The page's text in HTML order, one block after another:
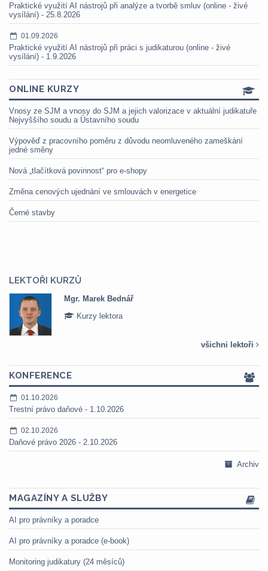
Praktické využití AI nástrojů při analýze a tvorbě smluv (online - živé
vysílání) - 25.8.2026
01.09.2026
Praktické využití AI nástrojů při práci s judikaturou (online - živé
vysílání) - 1.9.2026
ONLINE KURZY
Vnosy ze SJM a vnosy do SJM a jejich valorizace v aktuální judikatuře
Nejvyššího soudu a Ústavního soudu
Výpověď z pracovního poměru z důvodu neomluveného zameškání
jedné směny
Nová „tlačítková povinnost“ pro e-shopy
Změna cenových ujednání ve smlouvách v energetice
Černé stavby
LEKTOŘI KURZŮ
Mgr. Marek Bednář
Kurzy lektora
všichni lektoři
KONFERENCE
01.10.2026
Trestní právo daňové - 1.10.2026
02.10.2026
Daňové právo 2026 - 2.10.2026
Archiv
MAGAZÍNY A SLUŽBY
AI pro právníky a poradce
AI pro právníky a poradce (e-book)
Monitoring judikatury (24 měsíců)